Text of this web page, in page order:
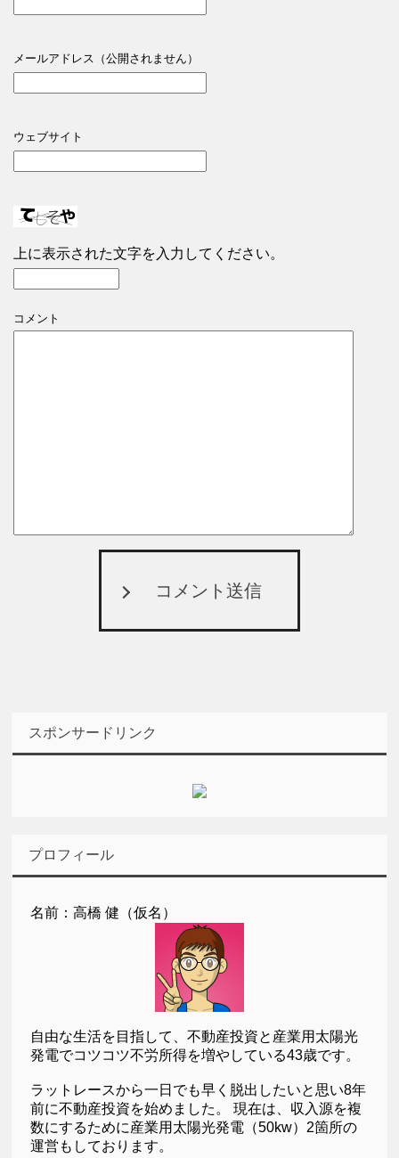
メールアドレス（公開されません）
ウェブサイト
上に表示された文字を入力してください。
コメント
コメント送信
スポンサードリンク
プロフィール
名前：高橋 健（仮名）
自由な生活を目指して、不動産投資と産業用太陽光
発電でコツコツ不労所得を増やしている43歳です。
ラットレースから一日でも早く脱出したいと思い8年
前に不動産投資を始めました。 現在は、収入源を複
数にするために産業用太陽光発電（50kw）2箇所の
運営もしております。